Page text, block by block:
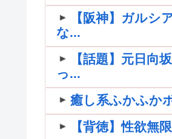
【阪神】ガルシ
な...
【話題】元日向
っ...
癒し系ふかふか
【背徳】性欲無